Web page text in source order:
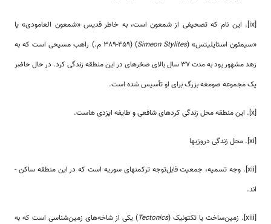
[ix]. این نام که تصحیفی از شمعون است، به خاطر قدیس «شمعون العامودی» یا
«سیمئون استایلیتس» (Simeon Stylites
) (389-459 م.) راهب مسیحی است که به
زهد مشهور بود به مدت 37 سال بالای صخره­ای در این منطقه زندگی کرد. در حال حاضر
یک مجموعه صومعه بزرگ برای او تأسیس شده است.
[x]. این منطقه محل زندگی کردهای شافعی و طایفه ایزدی هاست.
[xi]. محل زندگی دروزیها
[xii]. وجه تسمیه، جمعیت قابل‌توجه ترکمن­های سوریه است که در این منطقه ساکن ­
اند.
[xiii]. زمین‌ساخت یا تکتونیک ( Tectonics) یکی از شاخه‌های زمین‌شناسی است که به